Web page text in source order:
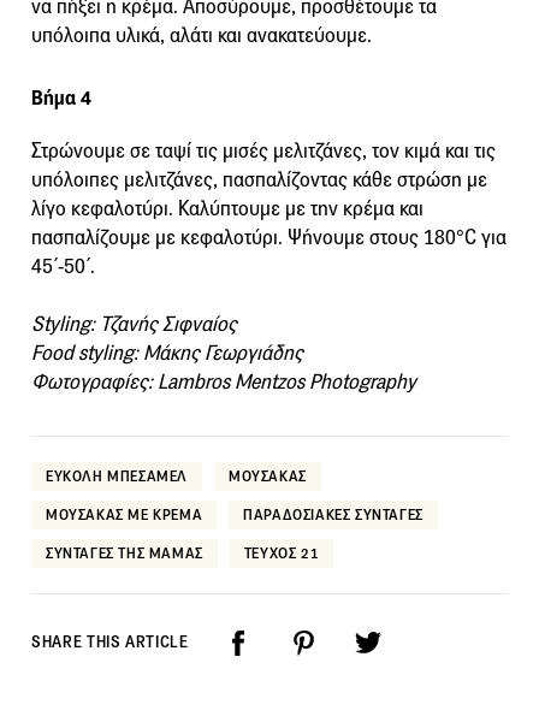
να πήξει η κρέμα. Αποσύρουμε, προσθέτουμε τα
υπόλοιπα υλικά, αλάτι και ανακατεύουμε.
Βήμα 4
Στρώνουμε σε ταψί τις μισές μελιτζάνες, τον κιμά και τις
υπόλοιπες μελιτζάνες, πασπαλίζοντας κάθε στρώση με
λίγο κεφαλοτύρι. Καλύπτουμε με την κρέμα και
πασπαλίζουμε με κεφαλοτύρι. Ψήνουμε στους 180°C για
45΄-50΄.
Styling: Τζανής Σιφναίος
Food styling: Μάκης Γεωργιάδης
Φωτογραφίες: Lambros Mentzos Photography
ΕΥΚΟΛΗ ΜΠΕΣΑΜΕΛ ΜΟΥΣΑΚΑΣ
ΜΟΥΣΑΚΑΣ ΜΕ ΚΡΕΜΑ ΠΑΡΑΔΟΣΙΑΚΕΣ ΣΥΝΤΑΓΕΣ
ΣΥΝΤΑΓΕΣ ΤΗΣ ΜΑΜΑΣ ΤΕΥΧΟΣ 21
SHARE THIS ARTICLE